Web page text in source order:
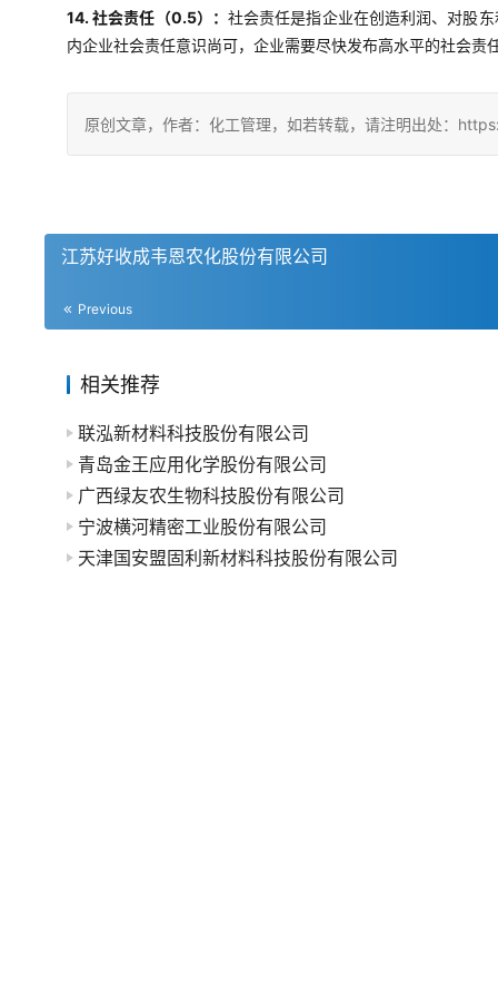
14. 社会责任（0.5）： 社会责任是指企业在创造利润、对股
内企业社会责任意识尚可，企业需要尽快发布高水平的社会责
原创文章，作者：化工管理，如若转载，请注明出处：
江苏好收成韦恩农化股份有限公司
Previous
相关推荐
联泓新材料科技股份有限公司
青岛金王应用化学股份有限公司
广西绿友农生物科技股份有限公司
宁波横河精密工业股份有限公司
天津国安盟固利新材料科技股份有限公司